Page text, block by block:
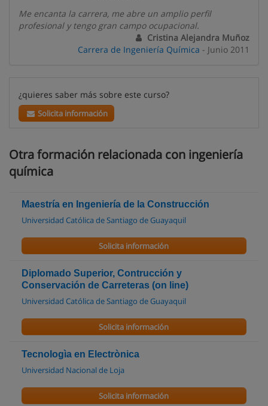
Me encanta la carrera, me abre un amplio perfil
profesional y tengo gran campo ocupacional.
Cristina Alejandra Muñoz
Carrera de Ingeniería Química - Junio 2011
¿quieres saber más sobre este curso?
Solicita información
Otra formación relacionada con ingeniería
química
Maestría en Ingeniería de la Construcción
Universidad Católica de Santiago de Guayaquil
Solicita información
Diplomado Superior, Contrucción y
Conservación de Carreteras (on line)
Universidad Católica de Santiago de Guayaquil
Solicita información
Tecnologìa en Electrònica
Universidad Nacional de Loja
Solicita información